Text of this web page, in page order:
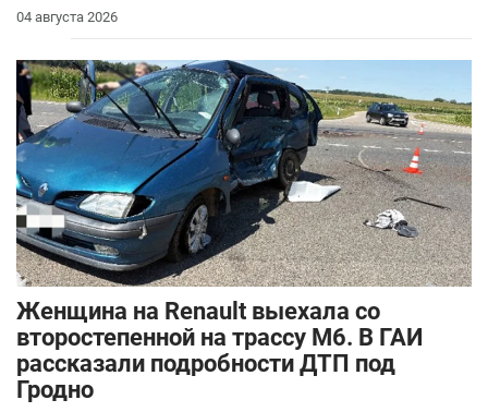
04 августа 2026
Женщина на Renault выехала со
второстепенной на трассу М6. В ГАИ
рассказали подробности ДТП под
Гродно